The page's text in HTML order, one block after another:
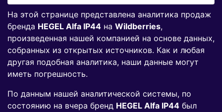
На этой странице представлена аналитика продаж
бренда HEGEL Alfa IP44 на Wildberries,
произведенная нашей компанией на основе данных,
собранных из открытых источников. Как и любая
другая подобная аналитика, наши данные могут
иметь погрешность.
По данным нашей аналитической системы, по
состоянию на вчера бренд HEGEL Alfa IP44 был